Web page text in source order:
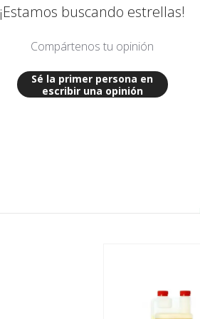
¡Estamos buscando estrellas!
Compártenos tu opinión
Sé la primer persona en
escribir una opinión